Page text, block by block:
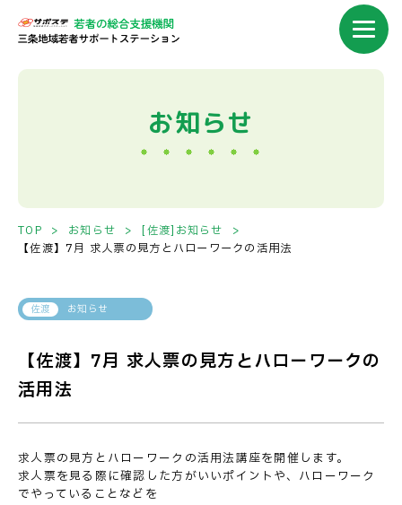
お知らせ
TOP お知らせ
[佐渡]お知らせ
【佐渡】7月 求人票の見方とハローワークの活用法
お知らせ
【佐渡】7月 求人票の見方とハローワークの
活用法
求人票の見方とハローワークの活用法講座を開催します。
求人票を見る際に確認した方がいいポイントや、ハローワーク
でやっていることなどを